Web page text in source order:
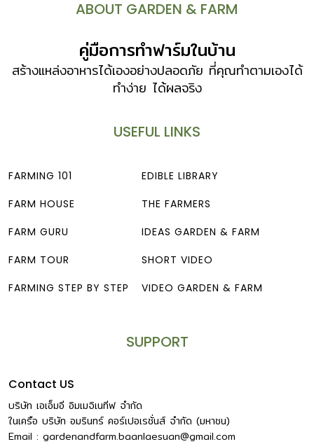
ABOUT GARDEN & FARM
คู่มือการทำฟาร์มในบ้าน
สร้างแหล่งอาหารได้เองอย่างปลอดภัย ที่คุณทำตามเองได้
ทำง่าย ได้ผลจริง
USEFUL LINKS
FARMING 101
FARM HOUSE
FARM GURU
FARM TOUR
FARMING STEP BY STEP
EDIBLE LIBRARY
THE FARMERS
IDEAS GARDEN & FARM
SHORT VIDEO
VIDEO GARDEN & FARM
SUPPORT
Contact US
บริษัท เอเอ็มอี อิมเมจิเนทีฟ จำกัด
ในเครือ บริษัท อมรินทร์ คอร์เปอเรชั่นส์ จำกัด (มหาชน)
Email : gardenandfarm.baanlaesuan@gmail.com